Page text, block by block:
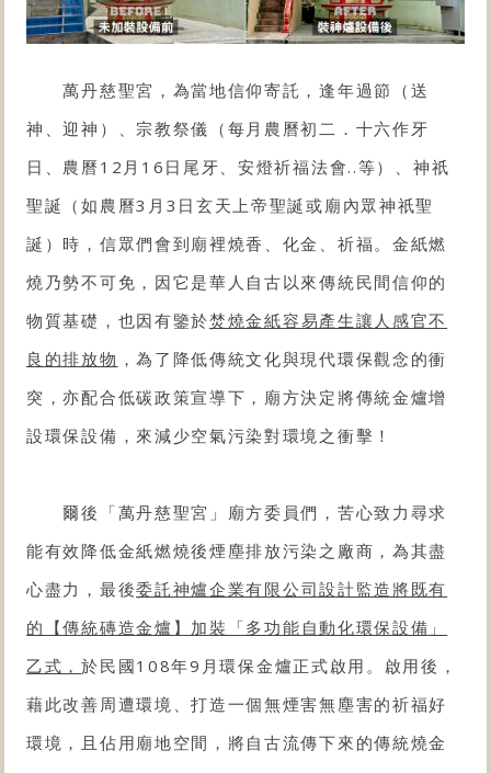
萬丹慈聖宮，為當地信仰寄託，逢年過節（送
神、迎神）、宗教祭儀（每月農曆初二．十六作牙
日、農曆12月16日尾牙、安燈祈福法會..等）、神祇
聖誕（如農曆3月3日玄天上帝聖誕或廟內眾神祇聖
誕）時，信眾們會到廟裡燒香、化金、祈福。金紙燃
燒乃勢不可免，因它是華人自古以來傳統民間信仰的
物質基礎，也因有鑒於焚燒金紙容易產生讓人感官不
良的排放物 ，為了降低傳統文化與現代環保觀念的衝
突，亦配合低碳政策宣導下，廟方決定將傳統金爐增
設環保設備 ，來減少空氣污染對環境之衝擊！
爾後「萬丹慈聖宮」廟方委員們，苦心致力尋求
能有效降低金紙燃燒後煙塵排放污染之廠商，為其盡
心盡力，最後委託神爐企業有限公司設計監造將既有
的【傳統磚造金爐 】加裝「多功能自動化環保設備 」
乙式，於民國108年9月環保金爐正式啟用。啟用後，
藉此改善周遭環境、打造一個無煙害無塵害的祈福好
環境，且佔用廟地空間，將自古流傳下來的傳統燒金